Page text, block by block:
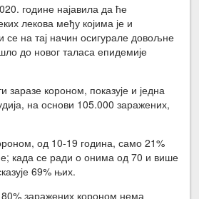
године најавила да ће
лекова међу којима је и
се на тај начин осигурале довољне
до новог таласа епидемије
заразе короном, показује и једна
на основи 105.000 заражених,
од 10-19 година, само 21%
када се ради о онима од 70 и више
69% њих.
заражених короном нема